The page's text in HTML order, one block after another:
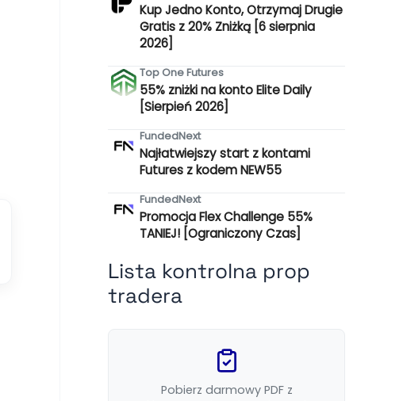
Kup Jedno Konto, Otrzymaj Drugie
Gratis z 20% Zniżką [6 sierpnia
2026]
Top One Futures
55% zniżki na konto Elite Daily
[Sierpień 2026]
FundedNext
Najłatwiejszy start z kontami
Futures z kodem NEW55
FundedNext
Promocja Flex Challenge 55%
TANIEJ! [Ograniczony Czas]
Lista kontrolna prop
tradera
Pobierz darmowy PDF z